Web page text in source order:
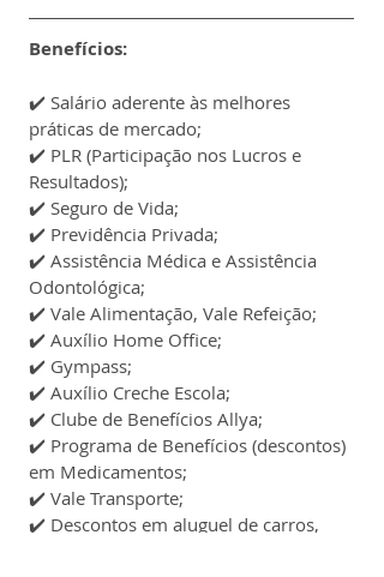
Benefícios:
✔️ Salário aderente às melhores
práticas de mercado;
✔️ PLR (Participação nos Lucros e
Resultados);
✔️ Seguro de Vida;
✔️ Previdência Privada;
✔️ Assistência Médica e Assistência
Odontológica;
✔️ Vale Alimentação, Vale Refeição;
✔️ Auxílio Home Office;
✔️ Gympass;
✔️ Auxílio Creche Escola;
✔️ Clube de Benefícios Allya;
✔️ Programa de Benefícios (descontos)
em Medicamentos;
✔️ Vale Transporte;
✔️ Descontos em aluguel de carros,